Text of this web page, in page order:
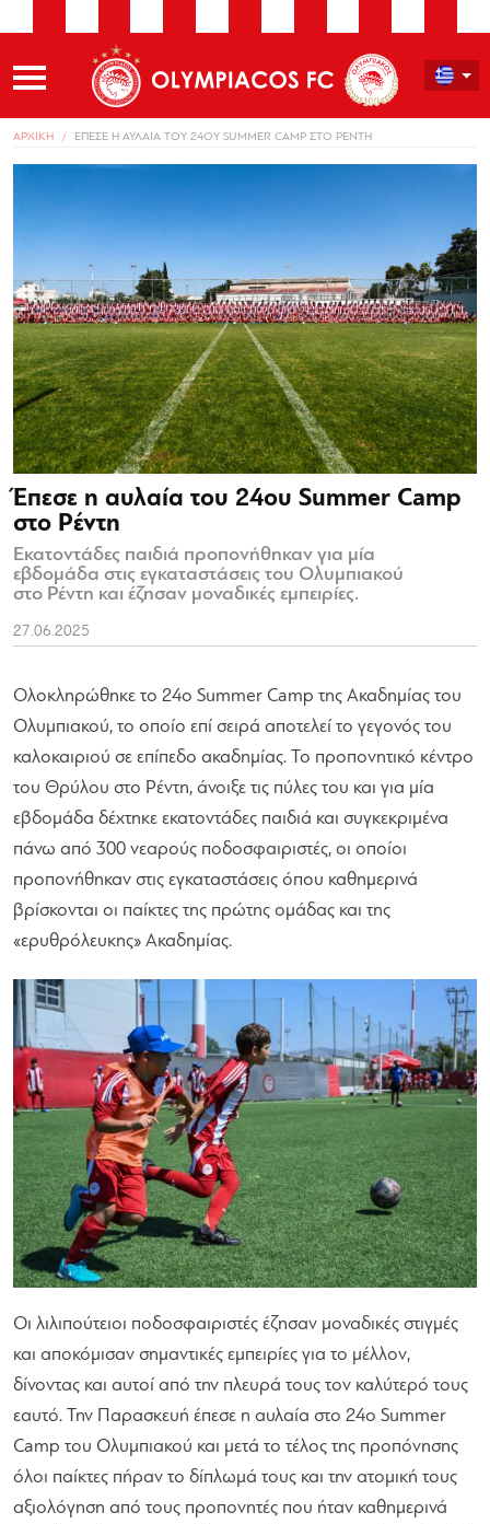
ΑΡΧΙΚΗ ΕΠΕΣΕ Η ΑΥΛΑΙΑ ΤΟΥ 24ΟΥ SUMMER CAMP ΣΤΟ ΡΕΝΤΗ
Έπεσε η αυλαία του 24ου Summer Camp
στο Ρέντη
Εκατοντάδες παιδιά προπονήθηκαν για μία
εβδομάδα στις εγκαταστάσεις του Ολυμπιακού
στο Ρέντη και έζησαν μοναδικές εμπειρίες.
27.06.2025
Ολοκληρώθηκε το 24ο Summer Camp της Ακαδημίας του
Ολυμπιακού, το οποίο επί σειρά αποτελεί το γεγονός του
καλοκαιριού σε επίπεδο ακαδημίας. Το προπονητικό κέντρο
του Θρύλου στο Ρέντη, άνοιξε τις πύλες του και για μία
εβδομάδα δέχτηκε εκατοντάδες παιδιά και συγκεκριμένα
πάνω από 300 νεαρούς ποδοσφαιριστές, οι οποίοι
προπονήθηκαν στις εγκαταστάσεις όπου καθημερινά
βρίσκονται οι παίκτες της πρώτης ομάδας και της
«ερυθρόλευκης» Ακαδημίας.
Οι λιλιπούτειοι ποδοσφαιριστές έζησαν μοναδικές στιγμές
και αποκόμισαν σημαντικές εμπειρίες για το μέλλον,
δίνοντας και αυτοί από την πλευρά τους τον καλύτερό τους
εαυτό. Την Παρασκευή έπεσε η αυλαία στο 24ο Summer
Camp του Ολυμπιακού και μετά το τέλος της προπόνησης
όλοι παίκτες πήραν το δίπλωμά τους και την ατομική τους
αξιολόγηση από τους προπονητές που ήταν καθημερινά